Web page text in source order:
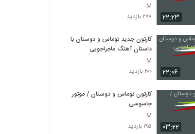
۲۲:۲۳
M
۲۷۸ بازدید
۲۲:۰۶
کارتون جدید توماس و دوستان با
داستان آهنگ ماجراجویی
M
۲۰۰ بازدید
۰۳:۲۲
کارتون توماس و دوستان / موتور
جاسوسی
M
۱۹۵ بازدید